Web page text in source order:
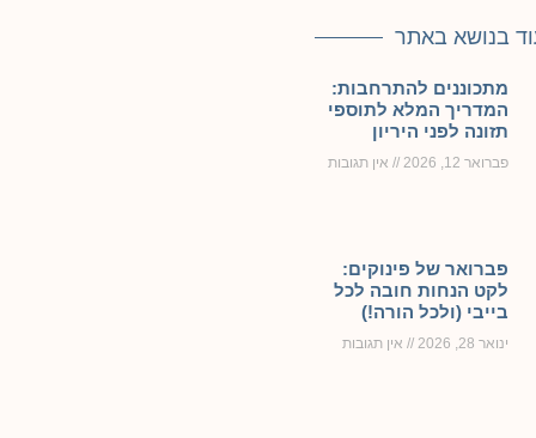
בנושא באתר
מתכוננים להתרחבות:
המדריך המלא לתוספי
תזונה לפני היריון
פברואר 12, 2026 אין תגובות
פברואר של פינוקים:
לקט הנחות חובה לכל
בייבי (ולכל הורה!)
ינואר 28, 2026 אין תגובות